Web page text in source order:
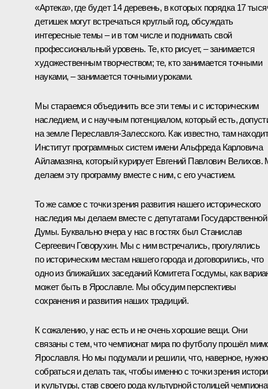
«Артека», где будет 14 деревень, в которых порядка 17
детишек могут встречаться круглый год, обсуждать
интересные темы – и в том числе и поднимать свой
профессиональный уровень. Те, кто рисует, – занимается
художественным творчеством; те, кто занимается точными
науками, – занимается точными уроками.
Мы стараемся объединить все эти темы и с историческим
наследием, и с научным потенциалом, который есть,
на земле Переславля-Залесского. Как известно, там
Институт программных систем имени Альфреда Карловича
Айламазяна, который курирует Евгений Павлович
делаем эту программу вместе с ним, с его участием.
То же самое с точки зрения развития нашего исторического
наследия мы делаем вместе с депутатами Государственной
Думы. Буквально вчера у нас в гостях был Станислав
Сергеевич Говорухин. Мы с ним встречались, прогулялись
по историческим местам нашего города и договорились, что
одно из ближайших заседаний Комитета Госдумы, как
может быть в Ярославле. Мы обсудим перспективы
сохранения и развития наших традиций.
К сожалению, у нас есть и не очень хорошие вещи. Они
связаны с тем, что чемпионат мира по футболу прошёл
Ярославля. Но мы подумали и решили, что, наверное, нужно
собраться и делать так, чтобы именно с точки зрения
и культуры, став своего рода культурной столицей